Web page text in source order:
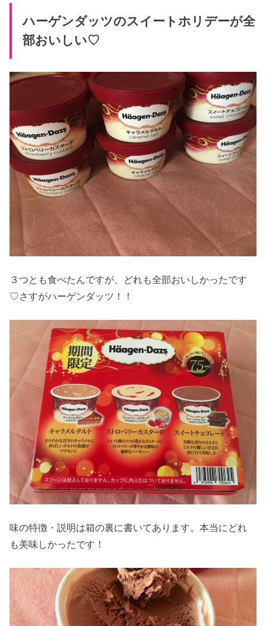
ハーゲンダッツのスイートホリデーが全
部おいしい♡
３つとも食べたんですが、どれも全部おいしかったです
♡さすがハーゲンダッツ！！
味の特徴・説明は箱の裏に書いてあります。本当にどれ
も美味しかったです！